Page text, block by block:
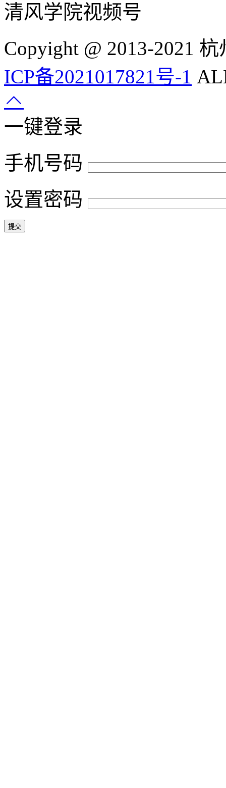
清风学院视频号
Copyight @ 2013-2021
ICP备2021017821号-1
一键登录
手机号码
设置密码